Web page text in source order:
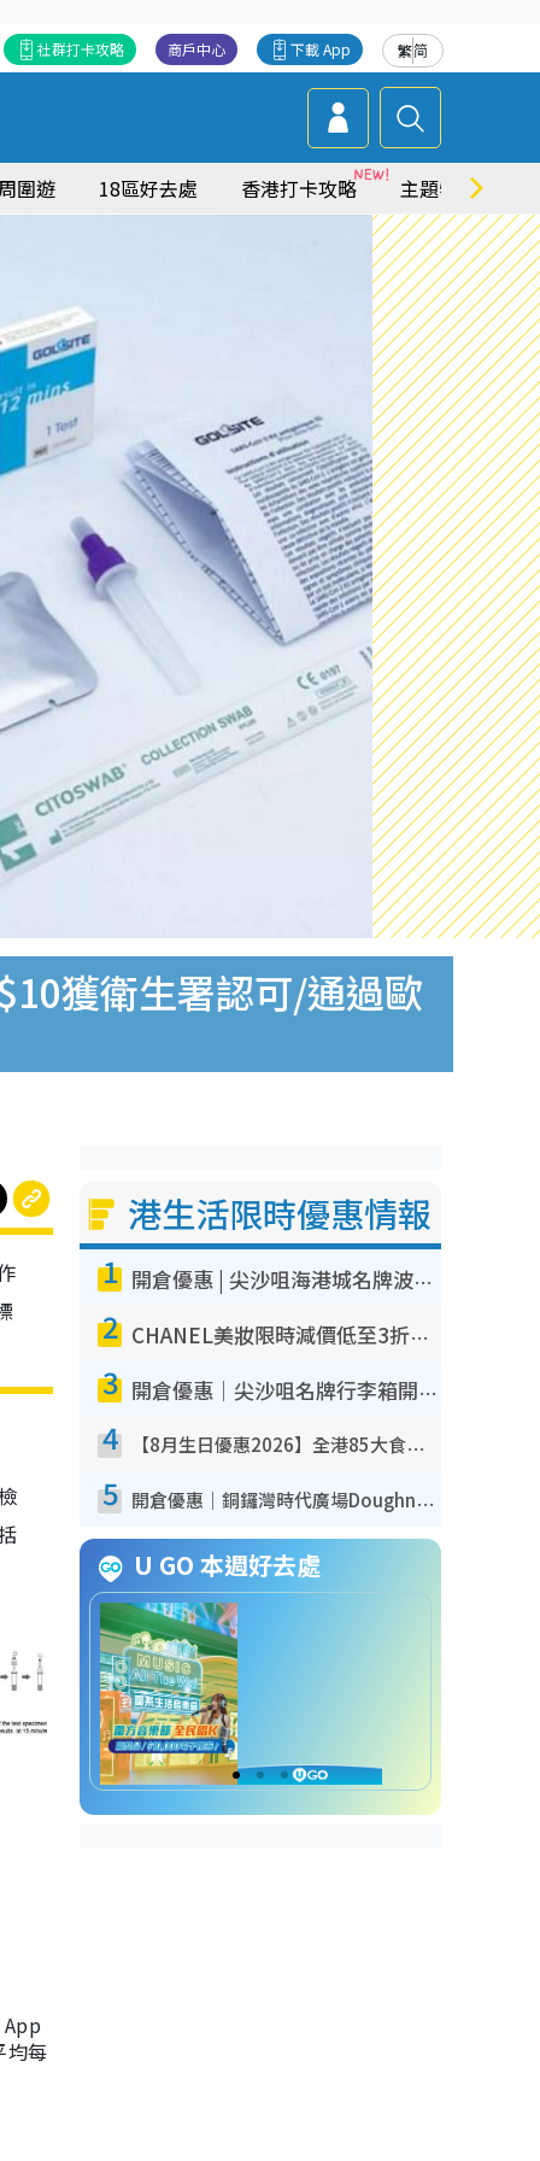
繁简
下載 App
商戶中心
社群打卡攻略
圍遊 18區好去處 香港打卡攻略 主題特集
獲衛生署認可/通過歐
均每
港生活限時優惠情報
1 開倉優惠 | 尖沙咀海港城名牌波鞋開倉低至1折！On鞋$899起／Joy&Peace鞋履$98起
2 CHANEL美妝限時減價低至3折！人氣粉底/唇膏/精華液低至$275！COCO香水都有平
3 開倉優惠｜尖沙咀名牌行李箱開倉低至4折！一連5日 American Tourister/ace./Hallmark $200起！
4 【8月生日優惠2026】全港85大食買玩著數攻略 自助餐/火鍋放題同行免費＋誠品/DONKI送現金券
5 開倉優惠｜銅鑼灣時代廣場Doughnut/Campo Marzio開倉低至1折！背囊、書包、手袋劈價$200起
U GO 本週好去處